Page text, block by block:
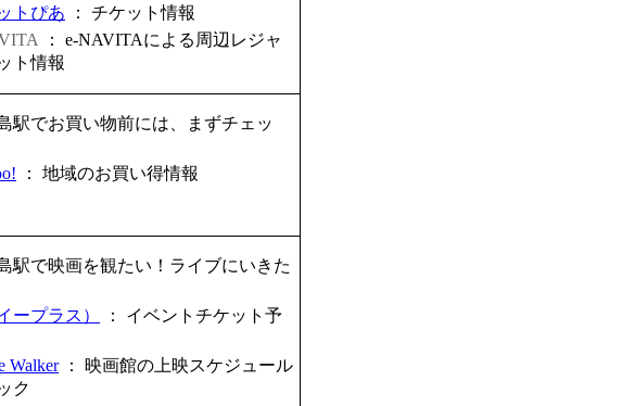
トぴあ ： チケット情報
： e-NAVITAによる周辺レジャ
ト情報
駅でお買い物前には、まずチェッ
： 地域のお買い得情報
駅で映画を観たい！ライブにいきた
ープラス） ： イベントチケット予
Walker： 映画館の上映スケジュール
ク